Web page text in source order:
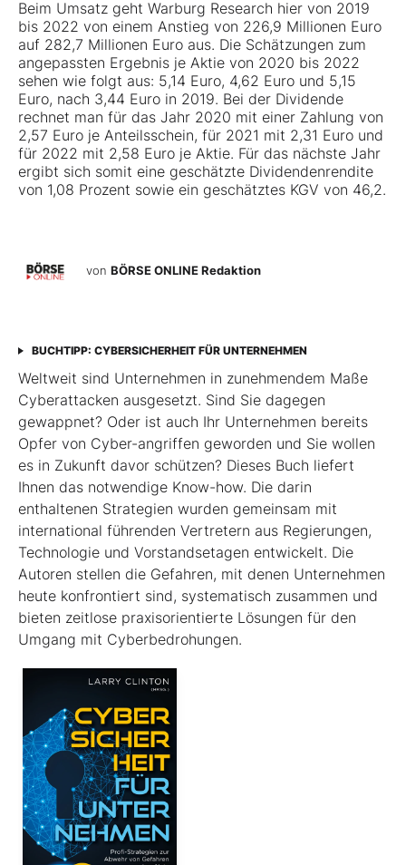
Beim Umsatz geht Warburg Research hier von 2019
bis 2022 von einem Anstieg von 226,9 Millionen Euro
auf 282,7 Millionen Euro aus. Die Schätzungen zum
angepassten Ergebnis je Aktie von 2020 bis 2022
sehen wie folgt aus: 5,14 Euro, 4,62 Euro und 5,15
Euro, nach 3,44 Euro in 2019. Bei der Dividende
rechnet man für das Jahr 2020 mit einer Zahlung von
2,57 Euro je Anteilsschein, für 2021 mit 2,31 Euro und
für 2022 mit 2,58 Euro je Aktie. Für das nächste Jahr
ergibt sich somit eine geschätzte Dividendenrendite
von 1,08 Prozent sowie ein geschätztes KGV von 46,2.
von BÖRSE ONLINE Redaktion
BUCHTIPP: CYBERSICHERHEIT FÜR UNTERNEHMEN
Weltweit sind Unternehmen in zunehmendem Maße
Cyberattacken ausgesetzt. Sind Sie dagegen
gewappnet? Oder ist auch Ihr Unternehmen bereits
Opfer von Cyber-angriffen geworden und Sie wollen
es in Zukunft davor schützen? Dieses Buch liefert
Ihnen das notwendige Know-how. Die darin
enthaltenen Strategien wurden gemeinsam mit
international führenden Vertretern aus Regierungen,
Technologie und Vorstandsetagen entwickelt. Die
Autoren stellen die Gefahren, mit denen Unternehmen
heute konfrontiert sind, systematisch zusammen und
bieten zeitlose praxisorientierte Lösungen für den
Umgang mit Cyberbedrohungen.